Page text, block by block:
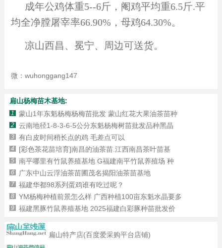
成年公鸡体重5--6斤，阉鸡平均重6.5斤.平
均全净膛屠宰率66.90%，母鸡64.30%。
凉山西昌、冕宁、周边可送货。
微：wuhonggang147
扁山杨梅苗木基地:
1 蒙山1年东魁杨梅杨梅苗批发 蒙山红花大果油茶苗种
2 云南地径1-8-3-6-5公分东魁杨梅树苗批发品种黑晶
3 有白皮时间稍长点的鸡 毛差点可以
4 [彩色茶花苗培育]南昌的油茶苗.江西南昌茶叶苗基
5 南平哪里有竹鼠养殖基地 G福建南平竹鼠养殖场 种
6 广东中山云浮油茶苗圃茂名揭阳油茶苗基地
7 福建华都98系列蛋鸡谁有吃过呢？
8 YM杨梅种植前景怎么样 广西种植100亩东魁水晶要多
9 福建黑豚竹鼠养殖基地 2025福建白彩豚种苗批发价
扁山特产店(百度爱采购平台店铺)